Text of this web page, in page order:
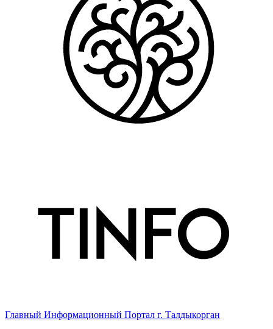
Главный Информационный Портал г. Талдыкорган